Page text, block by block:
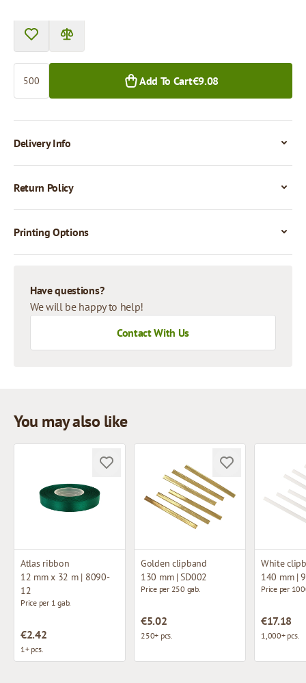
Add To Cart€9.08
Delivery Info
Return Policy
Printing Options
Have questions?
We will be happy to help!
Contact With Us
You may also like
Atlas ribbon
12 mm x 32 m | 8090-
12
Price per 1 gab.
€2.42
1+ pcs.
Golden clipband
130 mm | SD002
Price per 250 gab.
€5.02
250+ pcs.
White
140 mm |
Price per
€17.18
1,000+ pcs.